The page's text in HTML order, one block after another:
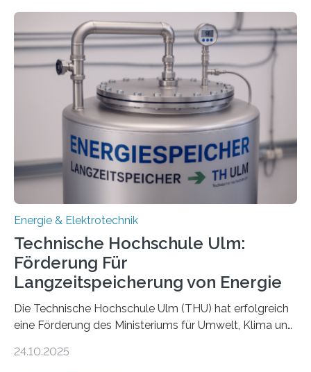
Energie & Elektrotechnik
Technische Hochschule Ulm:
Förderung Für
Langzeitspeicherung von Energie
Die Technische Hochschule Ulm (THU) hat erfolgreich
eine Förderung des Ministeriums für Umwelt, Klima und
Forschungsprojekt „LAGER – Langzeitspeicherung in
24.10.2025